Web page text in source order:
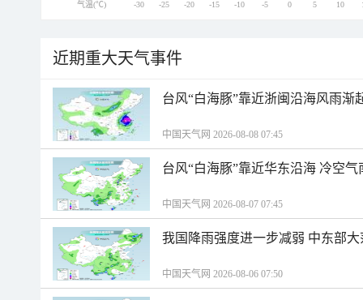
气温(℃) -30 -25 -20 -15 -10 -5 0 5 10
近期重大天气事件
台风“白海豚”靠近浙闽沿海风雨渐
中国天气网 2026-08-08 07:45
台风“白海豚”靠近华东沿海 冷空
中国天气网 2026-08-07 07:45
我国降雨强度进一步减弱 中东部
中国天气网 2026-08-06 07:50